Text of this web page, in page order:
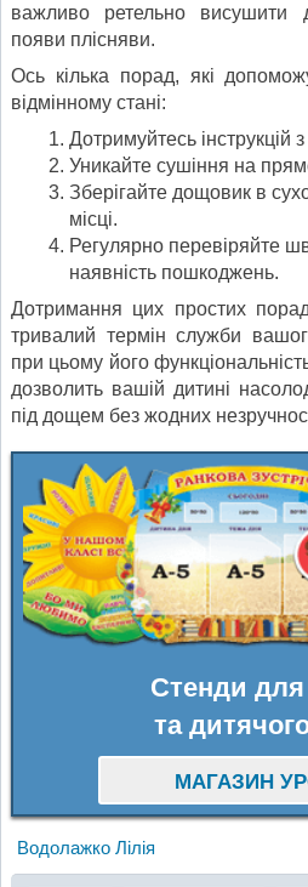
важливо ретельно висушити
появи плісняви.
Ось кілька порад, які
відмінному стані:
Дотримуйтесь інструкцій
Уникайте сушіння на
Зберігайте дощовик в
місці.
Регулярно перевіряйте
наявність пошкоджень.
Дотримання цих простих
тривалий термін служби
при цьому його
дозволить вашій дитині
під дощем без жодних
Стенди
та
МАГАЗИН
Водолажко Лілія